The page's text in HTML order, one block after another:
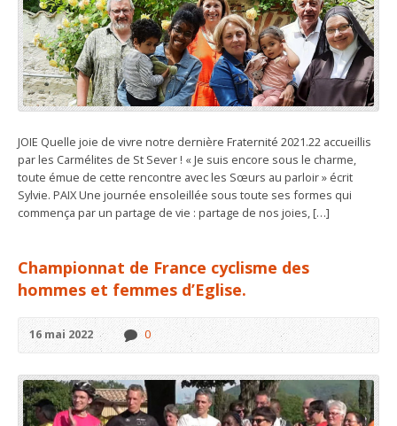
JOIE Quelle joie de vivre notre dernière Fraternité 2021.22 accueillis
par les Carmélites de St Sever ! « Je suis encore sous le charme,
toute émue de cette rencontre avec les Sœurs au parloir » écrit
Sylvie. PAIX Une journée ensoleillée sous toute ses formes qui
commença par un partage de vie : partage de nos joies, […]
Championnat de France cyclisme des
hommes et femmes d’Eglise.
16 mai 2022 0